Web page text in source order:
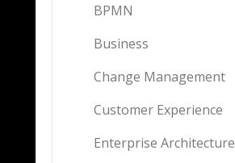
BPMN
Business
Change Management
Customer Experience
Enterprise Architecture